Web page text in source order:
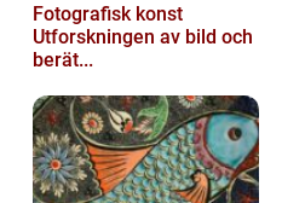
Fotografisk konst
Utforskningen av bild och
berät...